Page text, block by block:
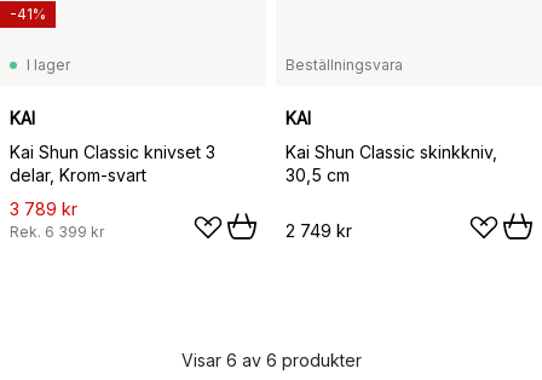
I lager
KAI
Kai Shun Classic knivset 3
delar, Krom-svart
3 789 kr
Rek. 6 399 kr
-41%
Beställningsvara
KAI
Kai Shun Classic skinkkniv,
30,5 cm
2 749 kr
Visar 6 av 6 produkter